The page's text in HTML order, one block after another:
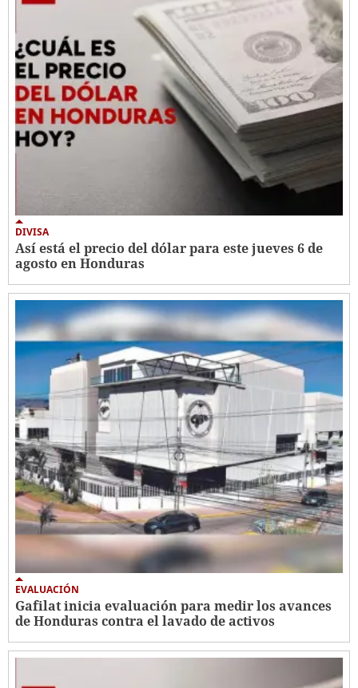
DIVISA
Así está el precio del dólar para este jueves 6 de
agosto en Honduras
EVALUACIÓN
Gafilat inicia evaluación para medir los avances
de Honduras contra el lavado de activos